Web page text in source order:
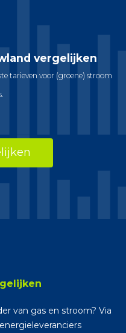
vergelijken
tarieven voor (groene) stroom
van gas en stroom? Via